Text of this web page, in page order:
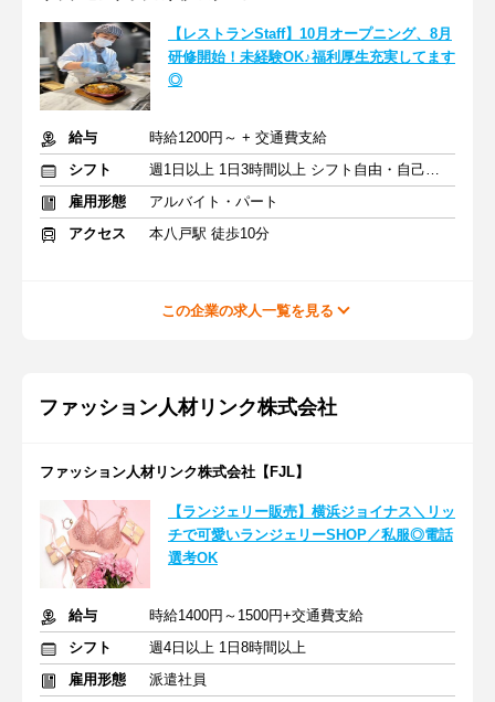
【レストランStaff】10月オープニング、8月
研修開始！未経験OK♪福利厚生充実してます
◎
給与
時給1200円～ + 交通費支給
シフト
週1日以上 1日3時間以上 シフト自由・自己申告
雇用形態
アルバイト・パート
アクセス
本八戸駅 徒歩10分
この企業の求人一覧を見る
ファッション人材リンク株式会社
ファッション人材リンク株式会社【FJL】
【ランジェリー販売】横浜ジョイナス＼リッ
チで可愛いランジェリーSHOP／私服◎電話
選考OK
給与
時給1400円～1500円+交通費支給
シフト
週4日以上 1日8時間以上
雇用形態
派遣社員